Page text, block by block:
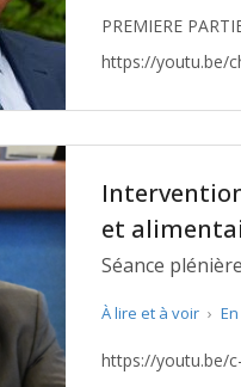
PREMIERE PARTIE : https://youtu.be/H12HueAp_YA DEUXIEME
https://youtu.be/
et
Séance
À lire et à voir ›
https://youtu.be/